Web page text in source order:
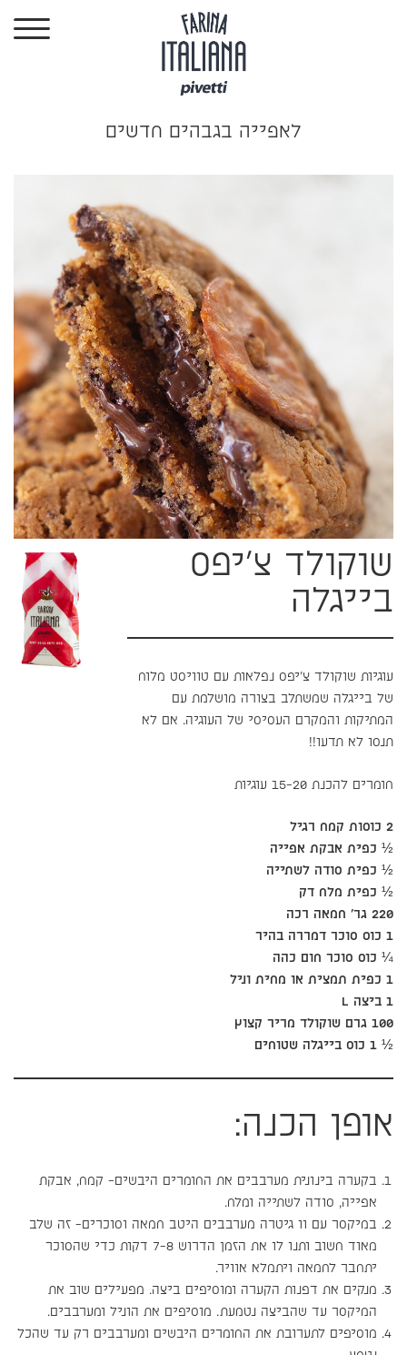
לאפייה בגבהים חדשים
שוקולד צ׳יפס
בייגלה
עוגיות שוקולד צ׳יפס נפלאות עם טוויסט מלוח
של בייגלה שמשתלב בצורה מושלמת עם
המתיקות והמקרם העסיסי של העוגיה. אם לא
תנסו לא תדעו!!
חומרים להכנת 15-20 עוגיות
2 כוסות קמח רגיל
½ כפית אבקת אפייה
½ כפית סודה לשתייה
½ כפית מלח דק
220 גר׳ חמאה רכה
1 כוס סוכר דמררה בהיר
¼ כוס סוכר חום כהה
1 כפית תמצית או מחית וניל
1 ביצה L
100 גרם שוקולד מריר קצוץ
½ 1 כוס בייגלה שטוחים
אופן הכנה:
בקערה בינונית מערבבים את החומרים היבשים- קמח, אבקת
אפייה, סודה לשתייה ומלח.
במיקסר עם וו גיטרה מערבבים היטב חמאה וסוכרים- זה שלב
מאוד חשוב ותנו לו את הזמן הדרוש 7-8 דקות כדי שהסוכר
יתחבר לחמאה ויתמלא אוויר.
מנקים את דפנות הקערה ומוסיפים ביצה. מפעילים שוב את
המיקסר עד שהביצה נטמעת. מוסיפים את הוניל ומערבבים.
מוסיפים לתערובת את החומרים היבשים ומערבבים רק עד שהכל